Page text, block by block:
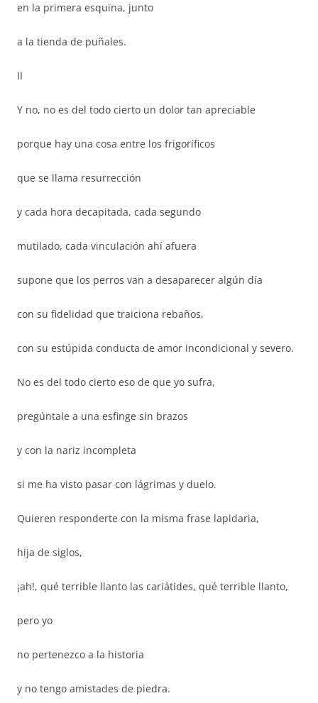
en la primera esquina, junto
a la tienda de puñales.
II
Y no, no es del todo cierto un dolor tan apreciable
porque hay una cosa entre los frigoríficos
que se llama resurrección
y cada hora decapitada, cada segundo
mutilado, cada vinculación ahí afuera
supone que los perros van a desaparecer algún día
con su fidelidad que traiciona rebaños,
con su estúpida conducta de amor incondicional y severo.
No es del todo cierto eso de que yo sufra,
pregúntale a una esfinge sin brazos
y con la nariz incompleta
si me ha visto pasar con lágrimas y duelo.
Quieren responderte con la misma frase lapidaria,
hija de siglos,
¡ah!, qué terrible llanto las cariátides, qué terrible llanto,
pero yo
no pertenezco a la historia
y no tengo amistades de piedra.